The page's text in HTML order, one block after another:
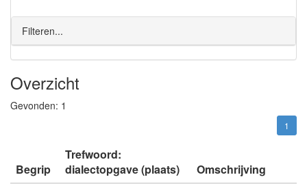
Filteren...
Overzicht
Gevonden: 1
1
Begrip
Trefwoord:
dialectopgave (plaats)
Omschrijving